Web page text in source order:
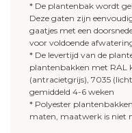
* De plantenbak wordt
Deze gaten zijn
gaatjes met een
voor voldoende
* De levertijd van de
plantenbakken met RAL
(antracietgrijs), 7035
gemiddeld 4-6 weken
* Polyester
maten, maatwerk is niet